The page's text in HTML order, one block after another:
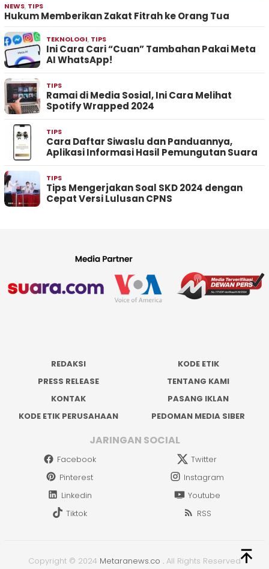
NEWS, TIPS
Hukum Memberikan Zakat Fitrah ke Orang Tua
TEKNOLOGI, TIPS
Ini Cara Cari “Cuan” Tambahan Pakai Meta
AI WhatsApp!
TIPS
Ramai di Media Sosial, Ini Cara Melihat
Spotify Wrapped 2024
TIPS
Cara Daftar Siwaslu dan Panduannya,
Aplikasi Informasi Hasil Pemungutan Suara
TIPS
Tips Mengerjakan Soal SKD 2024 dengan
Cepat Versi Lulusan CPNS
REDAKSI
KODE ETIK
PRESS RELEASE
TENTANG KAMI
KONTAK
PASANG IKLAN
KODE ETIK PERUSAHAAN
PEDOMAN MEDIA SIBER
JARINGAN SOCIAL
Facebook
Twitter
Pinterest
Instagram
Linkedin
Youtube
Tiktok
RSS
Copyright © 2024 Metaranews.co . All Rights Reserved